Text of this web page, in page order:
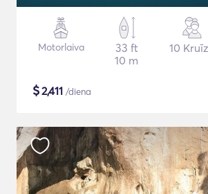
Motorlaiva
33 ft
10 m
10
$2,411 /diena